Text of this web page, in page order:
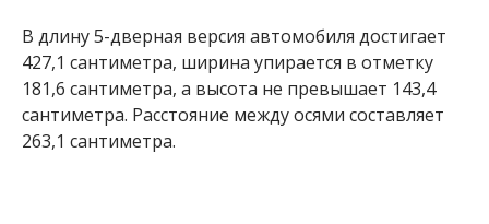
В длину 5-дверная версия автомобиля достигает
427,1 сантиметра, ширина упирается в отметку
181,6 сантиметра, а высота не превышает 143,4
сантиметра. Расстояние между осями составляет
263,1 сантиметра.